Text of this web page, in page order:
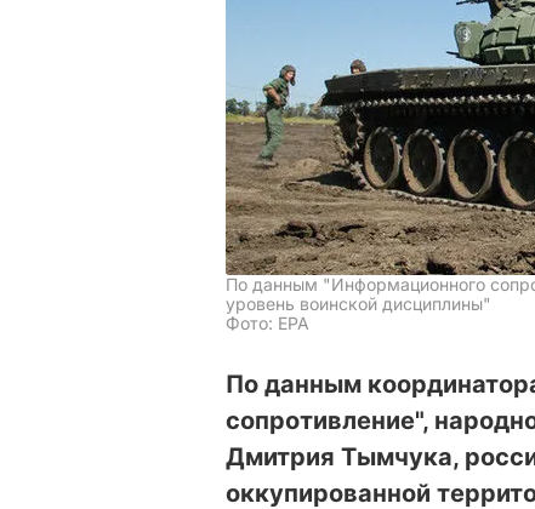
По данным "Информационного
уровень воинской дисциплины"
Фото: ЕРА
По данным
сопротивление",
Дмитрия Тымчука,
оккупированной